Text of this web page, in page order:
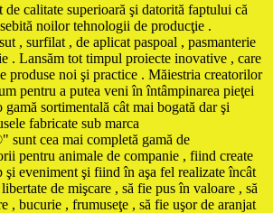
calitate superioară şi datorită faptului că
noilor tehnologii de producţie .
, surfilat , de aplicat paspoal , pasmanterie
. Lansăm tot timpul proiecte inovative , care
produse noi şi practice . Măiestria creatorilor
pentru a putea veni în întâmpinarea pieţei
gamă sortimentală cât mai bogată dar şi
fabricate sub marca
cea mai completă gamă de
pentru animale de companie , fiind create
şi eveniment şi fiind în aşa fel realizate încât
de mişcare , să fie pus în valoare , să
, bucurie , frumuseţe , să fie uşor de aranjat